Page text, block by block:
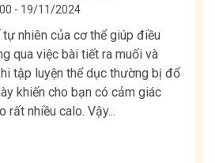
- 19/11/2024
nhiên của cơ thể giúp điều
qua việc bài tiết ra muối và
tập luyện thể dục thường bị đổ
khiến cho bạn có cảm giác
rất nhiều calo. Vậy...